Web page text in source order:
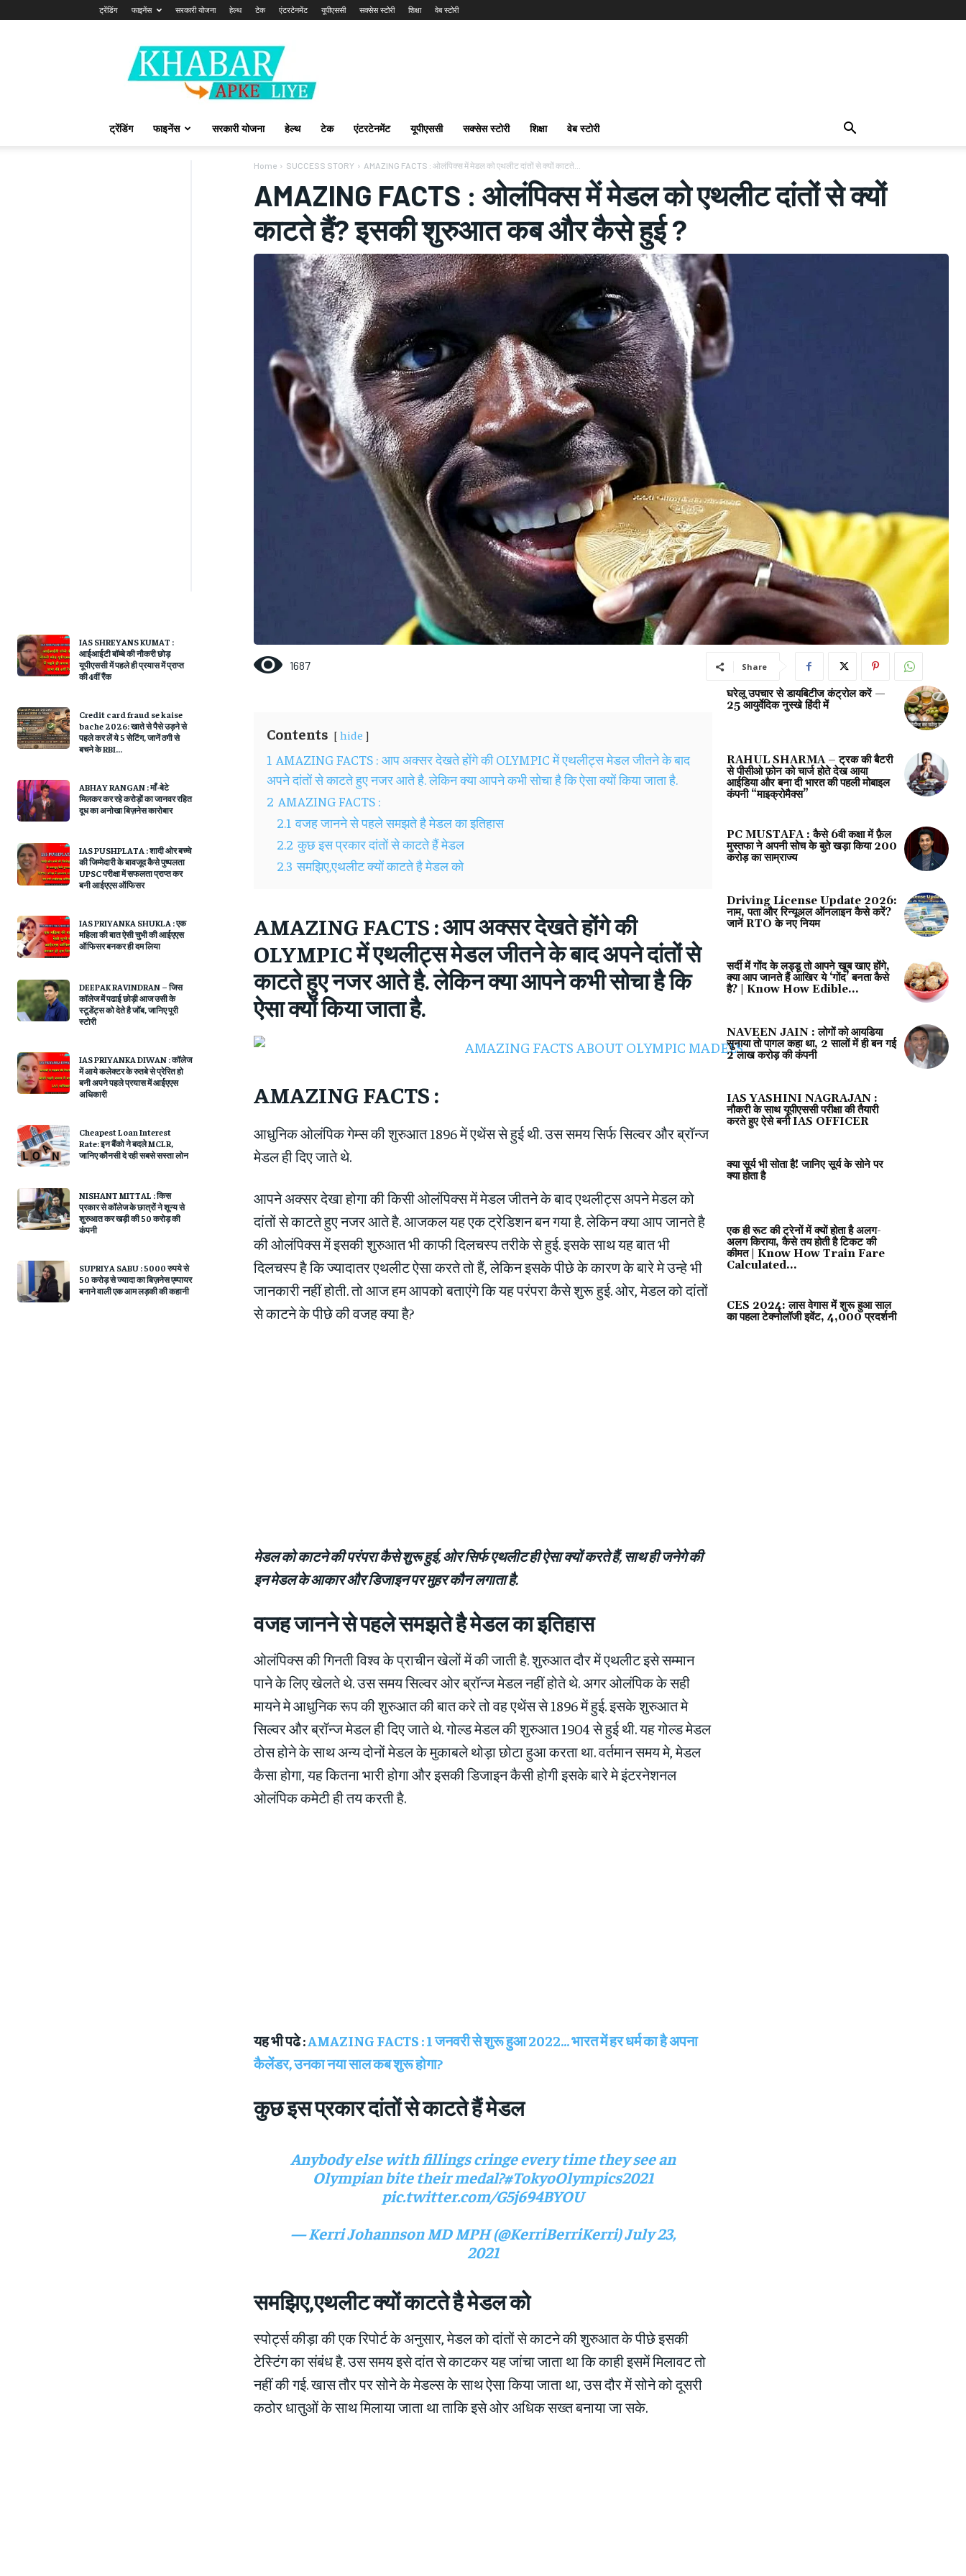
ट्रेंडिंग फाइनेंस सरकारी योजना हेल्थ टेक एंटरटेनमेंट यूपीएससी सक्सेस स्टोरी शिक्षा वेब स्टोरी
Khabarapkeliye.com
ट्रेंडिंग फाइनेंस सरकारी योजना हेल्थ टेक एंटरटेनमेंट यूपीएससी सक्सेस स्टोरी शिक्षा वेब स्टोरी
IAS SHREYANS KUMAT :
आईआईटी बॉम्बे की नौकरी छोड़
यूपीएससी में पहले ही प्रयास में प्राप्त
की 4वीं रैंक
Credit card fraud se kaise
bache 2026: खाते से पैसे उड़ने से
पहले कर लें ये 5 सेटिंग, जानें ठगी से
बचने के RBI...
ABHAY RANGAN : माँ-बेटे
मिलकर कर रहे करोड़ों का जानवर रहित
दूध का अनोखा बिज़नेस कारोबार
IAS PUSHPLATA : शादी ओर बच्चे
की जिम्मेदारी के बावजूद कैसे पुष्पलता
UPSC परीक्षा में सफलता प्राप्त कर
बनी आईएएस ऑफिसर
IAS PRIYANKA SHUKLA : एक
महिला की बात ऐसी चुभी की आईएएस
ऑफिसर बनकर ही दम लिया
DEEPAK RAVINDRAN – जिस
कॉलेज में पढाई छोड़ी आज उसी के
स्टूडेंट्स को देते है जॉब, जानिए पूरी
स्टोरी
IAS PRIYANKA DIWAN : कॉलेज
में आये कलेक्टर के रुतबे से प्रेरित हो
बनी अपने पहले प्रयास में आईएएस
अधिकारी
Cheapest Loan Interest
Rate: इन बैंको ने बदले MCLR,
जानिए कौनसी दे रही सबसे सस्ता लोन
NISHANT MITTAL : किस
प्रकार से कॉलेज के छात्रों ने शून्य से
शुरुआत कर खड़ी की 50 करोड़ की
कंपनी
SUPRIYA SABU : 5000 रुपये से
50 करोड़ से ज्यादा का बिज़नेस एम्पायर
बनाने वाली एक आम लड़की की कहानी
Home SUCCESS STORY AMAZING FACTS : ओलंपिक्‍स में मेडल को एथलीट दांतों से क्यों काटते...
AMAZING FACTS : ओलंपिक्‍स में मेडल को एथलीट दांतों से क्यों
काटते हैं? इसकी शुरुआत कब और कैसे हुई ?
1687 Share
Contents hide
1 AMAZING FACTS : आप अक्सर देखते होंगे की OLYMPIC में एथलीट्स मेडल जीतने के बाद
अपने दांतों से काटते हुए नजर आते है. लेकिन क्या आपने कभी सोचा है कि ऐसा क्‍यों किया जाता है.
2 AMAZING FACTS :
2.1 वजह जानने से पहले समझते है मेडल का इतिहास
2.2 कुछ इस प्रकार दांतों से काटते हैं मेडल
2.3 समझिए,एथलीट क्यों काटते है मेडल को
AMAZING FACTS :आप अक्सर देखते होंगे की
OLYMPIC में एथलीट्स मेडल जीतने के बाद अपने दांतों से
काटते हुए नजर आते है. लेकिन क्या आपने कभी सोचा है कि
ऐसा क्‍यों किया जाता है.
AMAZING FACTS :
आधुनिक ओलंपिक गेम्‍स की शुरुआत 1896 में एथेंस से हुई थी. उस समय सिर्फ सिल्‍वर और ब्रॉन्‍ज
मेडल ही दिए जाते थे.
आपने अक्सर देखा होगा की किसी ओलंपिक्‍स में मेडल जीतने के बाद एथलीट्स अपने मेडल को
दांतों से काटते हुए नजर आते है. आजकल यह एक ट्रेडिशन बन गया है. लेकिन क्या आप जानते है
की ओलंपिक्‍स में इसकी शुरुआत भी काफी दिलचस्‍प तरीके से हुई. इसके साथ यह बात भी
दिलचस्‍प है कि ज्‍यादातर एथलीट ऐसा करते तो हैं, लेकिन इसके पीछे के कारण के बारे मे उन्हे भी
जानकारी नहीं होती. तो आज हम आपको बताएंगे कि यह परंपरा कैसे शुरू हुई. ओर, मेडल को दांतों
से काटने के पीछे की वजह क्‍या है?
मेडल को काटने की परंपरा कैसे शुरू हुई, ओर सिर्फ एथलीट ही ऐसा क्यों करते हैं, साथ ही जनेगे की
इन मेडल के आकार और डिजाइन पर मुहरकौनलगाता है.
वजह जानने से पहले समझते है मेडल का इतिहास
ओलंपिक्‍स की गिनती विश्व के प्राचीन खेलों में की जाती है. शुरुआत दौर में एथलीट इसे सम्‍मान
पाने के लिए खेलते थे. उस समय सिल्‍वर ओर ब्रॉन्‍ज मेडल नहीं होते थे. अगर ओलंपिक के सही
मायने मे आधुनिक रूप की शुरुआत की बात करे तो वह एथेंस से 1896 में हुई. इसके शुरुआत मे
सिल्‍वर और ब्रॉन्‍ज मेडल ही दिए जाते थे. गोल्ड मेडल की शुरुआत 1904 से हुई थी. यह गोल्‍ड मेडल
ठोस होने के साथ अन्‍य दोनों मेडल के मुकाबले थोड़ा छोटा हुआ करता था. वर्तमान समय मे, मेडल
कैसा होगा, यह कितना भारी होगा और इसकी डिजाइन कैसी होगी इसके बारे मे इंटरनेशनल
ओलंपिक कमेटी ही तय करती है.
यह भी पढे :AMAZING FACTS : 1 जनवरी से शुरू हुआ 2022… भारत में हर धर्म का है अपना
कैलेंडर, उनका नया साल कब शुरू होगा?
कुछ इस प्रकार दांतों से काटते हैं मेडल
Anybody else with fillings cringe every time they see an
Olympian bite their medal?#TokyoOlympics2021
pic.twitter.com/G5j694BYOU
— Kerri Johannson MD MPH (@KerriBerriKerri)July 23,
2021
समझिए,एथलीट क्यों काटते है मेडल को
स्‍पोर्ट्स कीड़ा की एक रिपोर्ट के अनुसार, मेडल को दांतों से काटने की शुरुआत के पीछे इसकी
टेस्टिंग का संबंध है. उस समय इसे दांत से काटकर यह जांचा जाता था कि काही इसमें मिलावट तो
नहीं की गई. खास तौर पर सोने के मेडल्‍स के साथ ऐसा किया जाता था, उस दौर में सोने को दूसरी
कठोर धातुओं के साथ मिलाया जाता था ताकि इसे ओर अधिक सख्त बनाया जा सके.
घरेलू उपचार से डायबिटीज कंट्रोल करें —
25 आयुर्वेदिक नुस्खे हिंदी में
RAHUL SHARMA – ट्रक की बैटरी
से पीसीओ फ़ोन को चार्ज होते देख आया
आईडिया और बना दी भारत की पहली मोबाइल
कंपनी “माइक्रोमैक्स”
PC MUSTAFA : कैसे 6वी कक्षा में फ़ैल
मुस्तफा ने अपनी सोच के बुते खड़ा किया 200
करोड़ का साम्राज्य
Driving License Update 2026:
नाम, पता और रिन्यूअल ऑनलाइन कैसे करें?
जानें RTO के नए नियम
सर्दी में गोंद के लड्डू तो आपने खूब खाए होंगे,
क्या आप जानते हैं आखिर ये ‘गोंद’ बनता कैसे
है? | Know How Edible...
NAVEEN JAIN : लोगों को आयडिया
सुनाया तो पागल कहा था, 2 सालों में ही बन गई
2 लाख करोड़ की कंपनी
IAS YASHINI NAGRAJAN :
नौकरी के साथ यूपीएससी परीक्षा की तैयारी
करते हुए ऐसे बनी IAS OFFICER
क्या सूर्य भी सोता है! जानिए सूर्य के सोने पर
क्‍या होता है
एक ही रूट की ट्रेनों में क्यों होता है अलग-
अलग किराया, कैसे तय होती है टिकट की
कीमत | Know How Train Fare
Calculated...
CES 2024: लास वेगास में शुरू हुआ साल
का पहला टेक्नोलॉजी इवेंट, 4,000 प्रदर्शनी